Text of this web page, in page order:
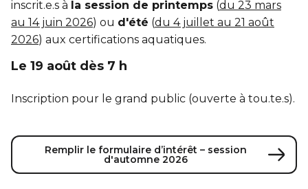
Entraînement privé
Activités et sports au gymnase
Sports pour enfants
Tennis Victoria (Québec)
ACTIVITÉS AQUATIQUES
Piscine
FORFAITS FAMILLE, ÉCOLE ET ENTREPRISE
Hébergement et location d'équipements
Transition primaire-secondaire
ENGAGEMENT ET LEADERSHIP
Leadership environnemental C-Vert
Coop d'initiation à l'entrepreneuriat collectif
En sortant de détention
Voir tout
HÉBERGEMENT TEMPORAIRE
Résidence YMCA Port-Royal
inscrit.e.s à la session de printemps (du 23 mars
au 14 juin 2026) ou d'été (du 4 juillet au 21 août
2026) aux certifications aquatiques.
Le 19 août dès 7 h
Inscription pour le grand public (ouverte à tou.te.s).
Remplir le formulaire d’intérêt – session
d'automne 2026